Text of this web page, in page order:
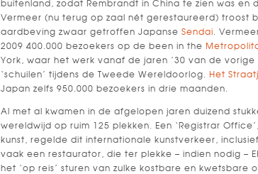
buitenland, zodat Rembrandt in China te zien was en
Vermeer (nu terug op zaal nét gerestaureerd) troost
aardbeving zwaar getroffen Japanse Sendai .
2009 400.000 bezoekers op de been in the
York, waar het werk vanaf de jaren ’30 van de
‘schuilen’ tijdens de Tweede Wereldoorlog. Het
Japan zelfs 950.000 bezoekers in drie maanden.
Al met al kwamen in de afgelopen jaren duizend
wereldwijd op ruim 125 plekken. Een ‘Registrar
kunst, regelde dit internationale kunstverkeer,
vaak een restaurator, die ter plekke – indien nodig –
het ‘op reis’ sturen van zulke kostbare en kwetsbare